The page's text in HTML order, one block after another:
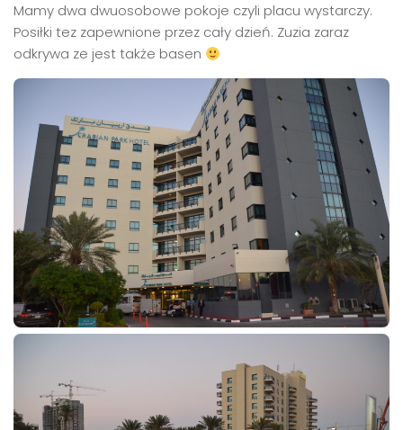
Mamy dwa dwuosobowe pokoje czyli placu wystarczy.
Posiłki tez zapewnione przez cały dzień. Zuzia zaraz
odkrywa ze jest także basen